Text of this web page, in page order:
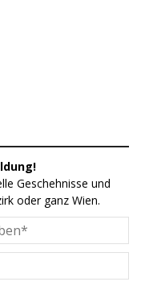
Geschehnisse und
oder ganz Wien.